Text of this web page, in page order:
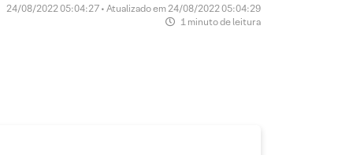
24/08/2022 05:04:27 • Atualizado em 24/08/2022 05:04:29
1 minuto de leitura